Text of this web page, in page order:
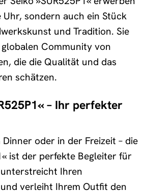
sondern auch ein Stück
und Tradition. Sie
Community von
die die Qualität und das
schätzen.
– Ihr perfekter
oder in der Freizeit – die
ist der perfekte Begleiter für
Ihren
verleiht Ihrem Outfit den